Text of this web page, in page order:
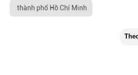
thành phố Hồ Chí Minh